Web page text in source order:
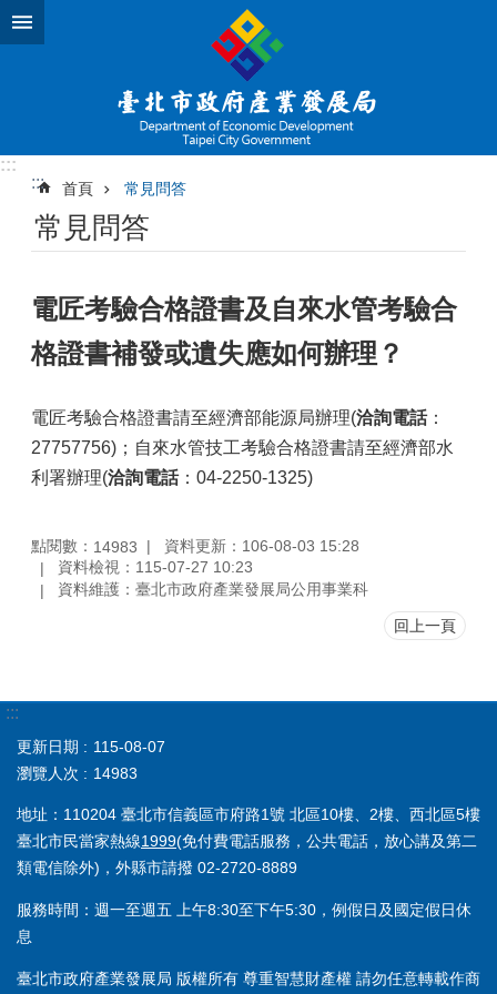
跳到主要內容區塊
:::
:::
首頁 常見問答
常見問答
電匠考驗合格證書及自來水管考驗合
格證書補發或遺失應如何辦理？
電匠考驗合格證書請至經濟部能源局辦理(洽詢電話：
27757756)；自來水管技工考驗合格證書請至經濟部水
利署辦理(洽詢電話：04-2250-1325)
點閱數： 14983
資料更新：106-08-03 15:28
資料檢視：115-07-27 10:23
資料維護：臺北市政府產業發展局公用事業科
回上一頁
:::
更新日期
115-08-07
瀏覽人次
14983
地址：110204 臺北市信義區市府路1號 北區10樓、2樓、西北區5樓
臺北市民當家熱線1999(免付費電話服務，公共電話，放心講及第二
類電信除外)，外縣市請撥 02-2720-8889
服務時間：週一至週五 上午8:30至下午5:30，例假日及國定假日休
息
臺北市政府產業發展局 版權所有 尊重智慧財產權 請勿任意轉載作商